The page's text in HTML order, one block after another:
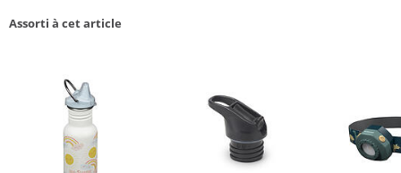
Assorti à cet article